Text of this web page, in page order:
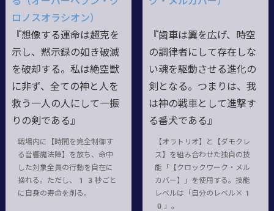
ロノスオラシオン）
『想像する運命は超克を
示し、黙示録の如き破滅
を破却する。私は絶空獣
に非ず、全ての神と人を
救う一人の人にして一振
りの剣である』
戦場内に【時間を完全制御す
る音響魔法陣】を放ち、命中
した対象全員の行動を自在に
操れる。ただし、13秒ごと
に自身の寿命を削る。
『歯車は翼を広げ、時空
の調律者にして存在しな
い魂を駆動させる進化の
剣となる。つまりは、我
は神の戦車として進撃す
る番犬である』
【オラトリオ】と【ダモクレ
ス】を組み合わせた独自の技
能「【クロックワーク・メル
カバー】」を使用する。技能
レベルは「自分のレベル×1
0」。